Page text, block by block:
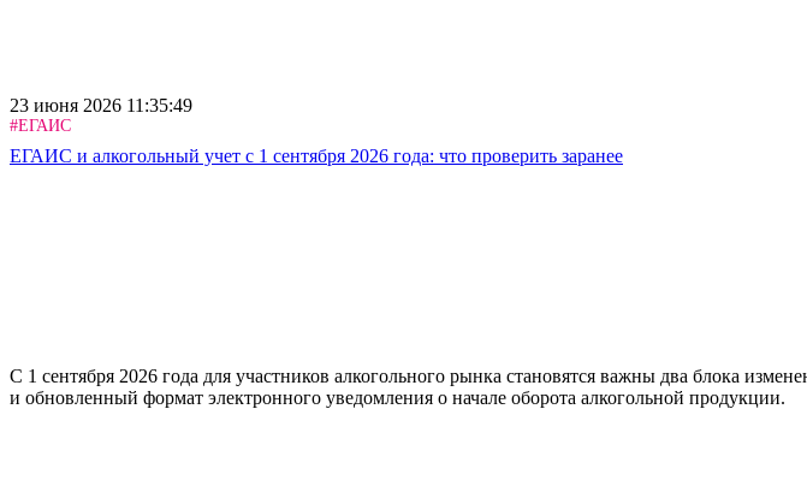
23 июня 2026 11:35:49
#ЕГАИС
ЕГАИС и алкогольный учет с 1 сентября 2026 года: что проверить заранее
С 1 сентября 2026 года для участников алкогольного рынка становятся важны два блока
и обновленный формат электронного уведомления о начале оборота алкогольной продукции.